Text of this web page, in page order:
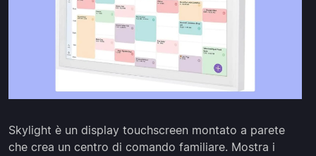
Skylight è un display touchscreen montato a parete
che crea un centro di comando familiare. Mostra i